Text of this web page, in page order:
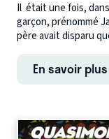
Il était une fois,
garçon, prénommé
père avait disparu
En savoir plus